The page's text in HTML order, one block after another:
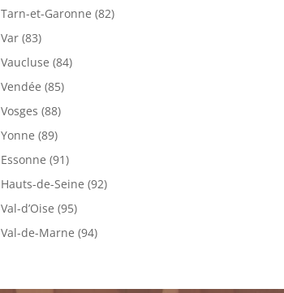
Tarn-et-Garonne (82)
Var (83)
Vaucluse (84)
Vendée (85)
Vosges (88)
Yonne (89)
Essonne (91)
Hauts-de-Seine (92)
Val-d’Oise (95)
Val-de-Marne (94)